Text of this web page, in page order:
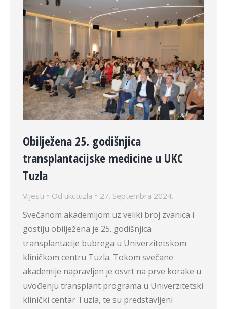
Obilježena 25. godišnjica
transplantacijske medicine u UKC
Tuzla
Vijesti Od ukctuzla 27. Septembra 2024.
Svečanom akademijom uz veliki broj zvanica i
gostiju obilježena je 25. godišnjica
transplantacije bubrega u Univerzitetskom
kliničkom centru Tuzla. Tokom svečane
akademije napravljen je osvrt na prve korake u
uvođenju transplant programa u Univerzitetski
klinički centar Tuzla, te su predstavljeni